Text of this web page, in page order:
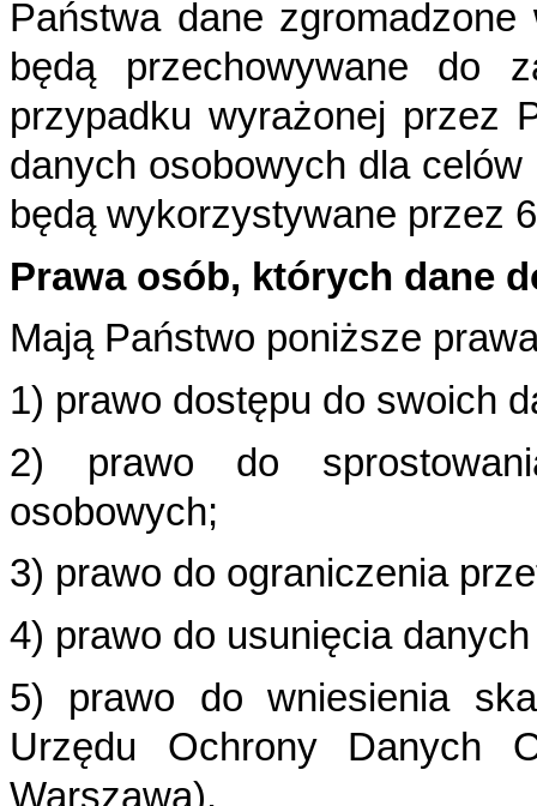
Państwa dane
będą przechowywane do
przypadku wyrażonej przez
danych osobowych dla
będą wykorzystywane przez
Prawa osób, których dane
Mają Państwo poniższe
1) prawo dostępu do swoich
2) prawo do
osobowych;
3) prawo do ograniczenia
4) prawo do usunięcia
5) prawo do wniesienia
Urzędu Ochrony Danych
Warszawa).